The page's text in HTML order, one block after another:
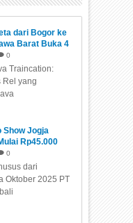
dari Bogor ke
Barat Buka 4
0
Traincation:
Rel yang
Show Jogja
Rp45.000
0
dari
Oktober 2025 PT